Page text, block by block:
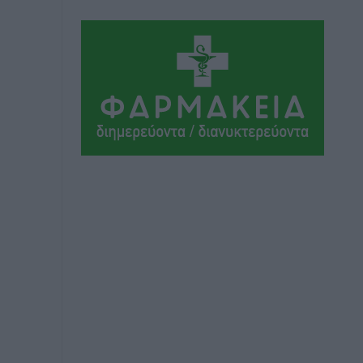
Πολιτιστικά• πριν 2 ώρες
Την άρση των εμποδίων για την άμεση
σταθμού στην Κάσο, ζητά ο Μάνος
Κόνσολας
Τοπικές Ειδήσεις• πριν 2 ώρες